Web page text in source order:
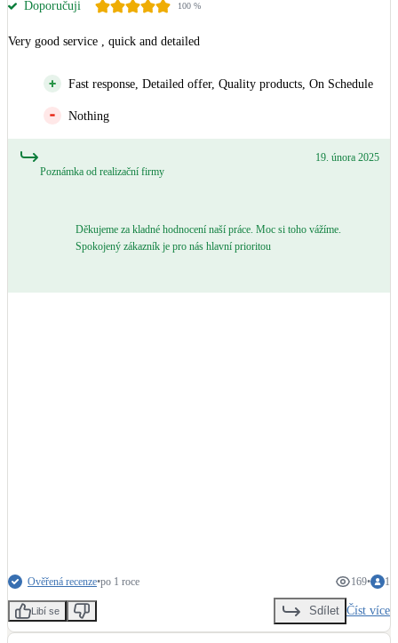
Doporučuji 100 %
Very good service , quick and detailed
Fast response, Detailed offer, Quality products, On Schedule
Nothing
Poznámka od realizační firmy
19. února 2025
Děkujeme za kladné hodnocení naší práce. Moc si toho vážíme.
Spokojený zákazník je pro nás hlavní prioritou
Ověřená recenze•po 1 roce 169• 1
Libí se Sdílet Číst více